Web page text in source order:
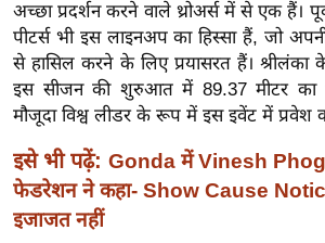
इं
डि
या
सा
हि
त्य
ज
ग
अच्छा प्रदर्शन करने वाले थ्रोअर्स में से एक हैं।
पीटर्स भी इस लाइनअप का हिस्सा हैं, जो अपनी
से हासिल करने के लिए प्रयासरत हैं। श्रीलंका
इस सीजन की शुरुआत में 89.37 मीटर का
मौजूदा विश्व लीडर के रूप में इस इवेंट में प्रवेश
इसे भी पढ़ें: Gonda में Vinesh
फेडरेशन ने कहा- Show Cause
इजाजत नहीं